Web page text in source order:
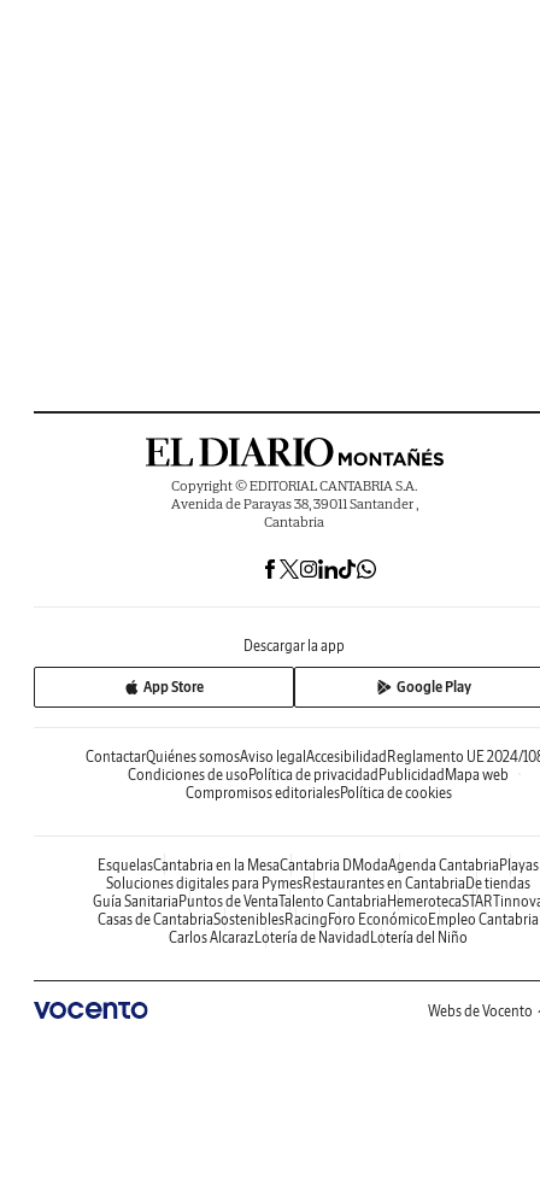
Copyright © EDITORIAL CANTABRIA S.A.
Avenida de Parayas 38, 39011 Santander ,
Cantabria
Descargar la app
App Store Google Play
ContactarQuiénes somosAviso legalAccesibilidadReglamento UE 2024/
Condiciones de usoPolítica de privacidadPublicidadMapa web
Compromisos editorialesPolítica de cookies
EsquelasCantabria en la MesaCantabria DModaAgenda CantabriaPlayas
Soluciones digitales para PymesRestaurantes en CantabriaDe tiendas
Guía SanitariaPuntos de VentaTalento CantabriaHemeroteca
Casas de CantabriaSosteniblesRacingForo EconómicoEmpleo Cantabria
Carlos AlcarazLotería de NavidadLotería del Niño
Webs de Vocento